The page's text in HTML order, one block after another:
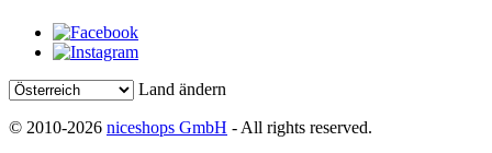
Land ändern
© 2010-2026 niceshops GmbH - All rights reserved.